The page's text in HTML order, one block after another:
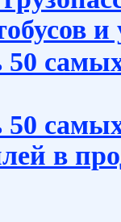
и
50
50
в